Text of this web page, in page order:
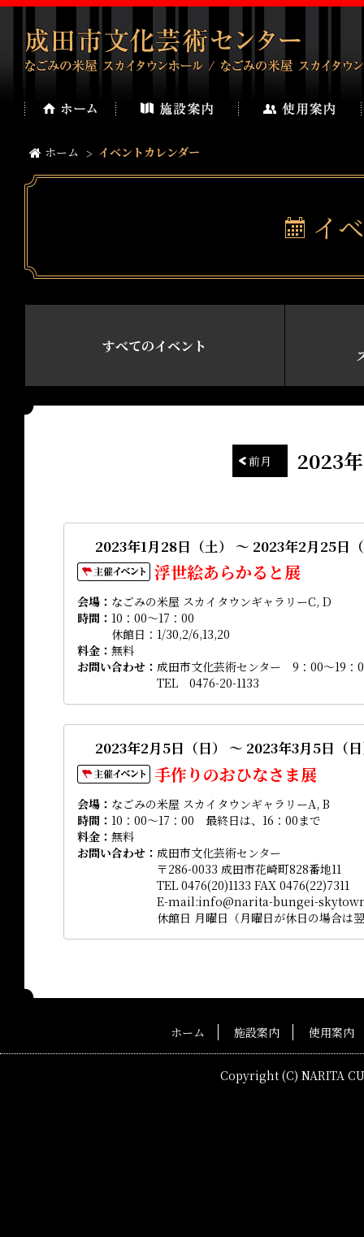
ホーム イベントカレンダー
イ
すべてのイベント
前月 2023
2023年1月28日（土） ～ 2023年2月25日
浮世絵あらかると展
会場
なごみの米屋 スカイタウンギャラリーC, D
時間
10：00～17：00
休館日：1/30,2/6,13,20
料金
無料
お問い合わせ
成田市文化芸術センター 9：00～19：
TEL 0476-20-1133
2023年2月5日（日） ～ 2023年3月5日（
手作りのおひなさま展
会場
なごみの米屋 スカイタウンギャラリーA, B
時間
10：00～17：00 最終日は、16：00まで
料金
無料
お問い合わせ
成田市文化芸術センター
〒286-0033 成田市花崎町828番地11
TEL 0476(20)1133 FAX 0476(22)7311
E-mail:info@narita-bungei-
休館日 月曜日（月曜日が休日の場合は
ホーム 施設案内 使用案内
Copyright (C) NARITA